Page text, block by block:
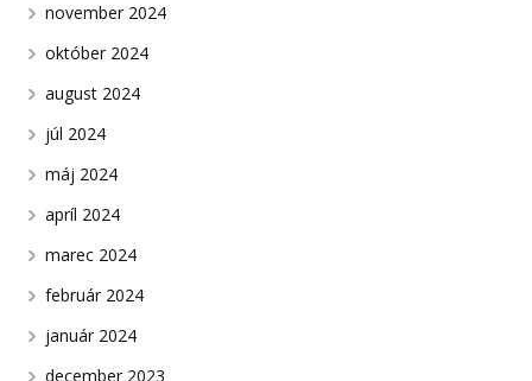
november 2024
október 2024
august 2024
júl 2024
máj 2024
apríl 2024
marec 2024
február 2024
január 2024
december 2023